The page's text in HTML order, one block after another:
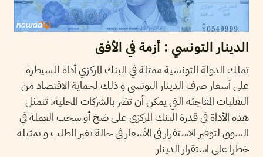
الدينار التونسي : أزمة في الأفق
تملك الدولة التونسية ممثلة في البنك المركزي أداة للسيطرة
على أسعار صرف الدينار التونسي و ذلك لحماية الاقتصاد من
التقلبات المفاجئة التي يمكن أن تضر بالشركات المحلية. تتمثل
هذه الأداة في قدرة البنك المركزي على ضخ أو سحب العملة في
السوق لتوفير الاستقرار في الأسعار في حالة تغير الطلب و تمثيله
خطرا على استقرار الدينار